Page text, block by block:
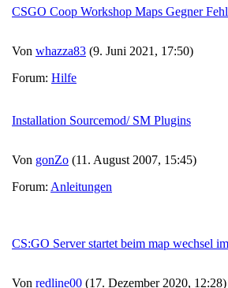
CSGO Coop Workshop Maps Gegner
Von whazza83 (9. Juni 2021, 17:50)
Forum: Hilfe
Installation Sourcemod/ SM Plugins
Von gonZo (11. August 2007, 15:45)
Forum: Anleitungen
CS:GO Server startet beim map wechsel
Von redline00 (17. Dezember 2020, 12:28)